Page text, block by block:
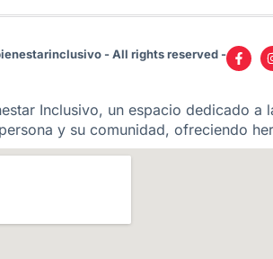
- All rights reserved -
Inclusivo, un espacio dedicado
y su comunidad, ofreciendo